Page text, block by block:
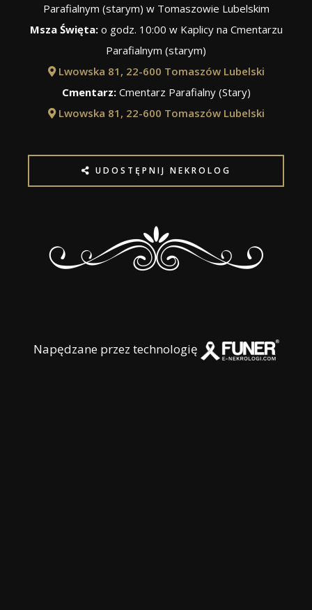
Parafialnym (starym) w Tomaszowie Lubelskim
Msza Święta:o godz. 10:00 w Kaplicy na Cmentarzu
Parafialnym (starym)
Lwowska 81, 22-600 Tomaszów Lubelski
Cmentarz:Cmentarz Parafialny (Stary)
Lwowska 81, 22-600 Tomaszów Lubelski
UDOSTĘPNIJ NEKROLOG
Napędzane przez technologię